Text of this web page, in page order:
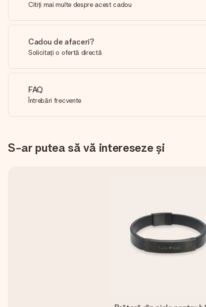
Citiți mai multe despre acest cadou
Cadou de afaceri?
Solicitați o ofertă directă
FAQ
Întrebări frecvente
S-ar putea să vă intereseze și